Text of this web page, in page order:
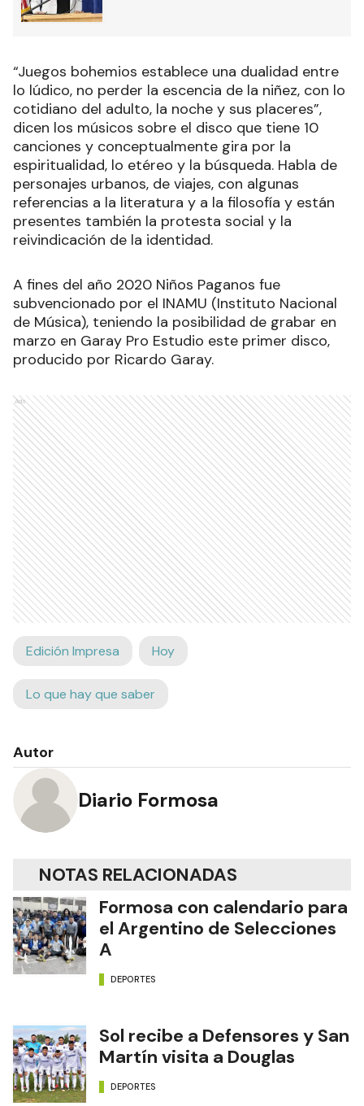
“Juegos bohemios establece una dualidad entre
lo lúdico, no perder la escencia de la niñez, con lo
cotidiano del adulto, la noche y sus placeres”,
dicen los músicos sobre el disco que tiene 10
canciones y conceptualmente gira por la
espiritualidad, lo etéreo y la búsqueda. Habla de
personajes urbanos, de viajes, con algunas
referencias a la literatura y a la filosofía y están
presentes también la protesta social y la
reivindicación de la identidad.
A fines del año 2020 Niños Paganos fue
subvencionado por el INAMU (Instituto Nacional
de Música), teniendo la posibilidad de grabar en
marzo en Garay Pro Estudio este primer disco,
producido por Ricardo Garay.
Ads
Edición Impresa Hoy
Lo que hay que saber
Autor
Diario Formosa
NOTAS RELACIONADAS
Formosa con calendario para
el Argentino de Selecciones
A
DEPORTES
Sol recibe a Defensores y San
Martín visita a Douglas
DEPORTES